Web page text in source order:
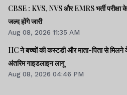
CBSE : KVS, NVS और EMRS भर्ती परीक्षा के टियर-II परिणाम
जल्द होंगे जारी
Aug 08, 2026 11:35 AM
HC ने बच्चों की कस्टडी और माता-पिता से मिलने
अंतरिम गाइडलाइन लागू
Aug 08, 2026 04:46 PM